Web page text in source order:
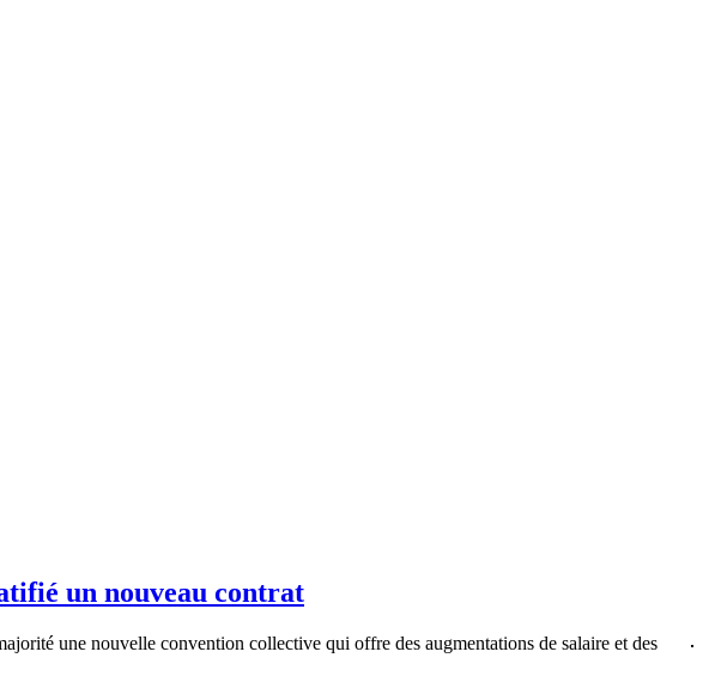
un nouveau contrat
une nouvelle convention collective qui offre des augmentations de salaire et des